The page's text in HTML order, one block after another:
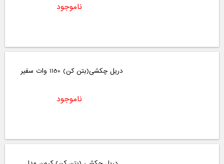
ناموجود
دریل چکشی(بتن کن) 1150 وات سفیر
ناموجود